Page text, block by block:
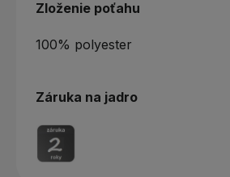
Zloženie poťahu
100% polyester
Záruka na jadro